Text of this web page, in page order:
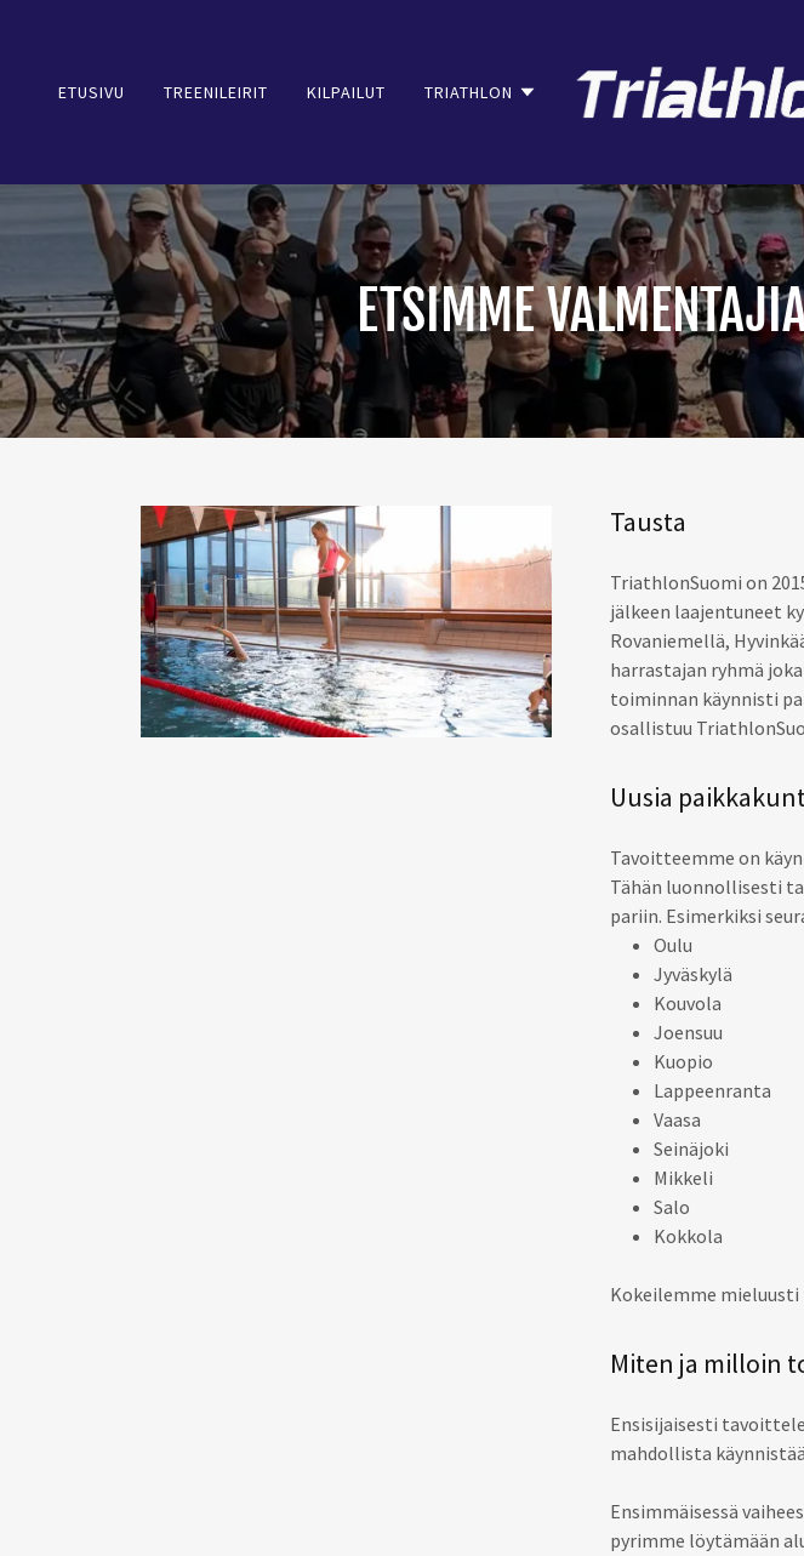
ETUSIVU TREENILEIRIT KILPAILUT TRIATHLON
ETSIMME
Tausta
TriathlonSuomi on
jälkeen laajentuneet
Rovaniemellä,
harrastajan ryhmä
toiminnan käynnisti
osallistuu
Uusia
Tavoitteemme on
Tähän luonnollisesti
pariin. Esimerkiksi
Oulu
Jyväskylä
Kouvola
Joensuu
Kuopio
Lappeenranta
Vaasa
Seinäjoki
Mikkeli
Salo
Kokkola
Kokeilemme
Miten ja milloin
Ensisijaisesti
mahdollista
Ensimmäisessä
pyrimme löytämään